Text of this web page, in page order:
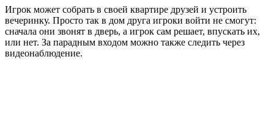
Игрок может собрать в своей квартире друзей и устроить
вечеринку. Просто так в дом друга игроки войти не смогут:
сначала они звонят в дверь, а игрок сам решает, впускать их,
или нет. За парадным входом можно также следить через
видеонаблюдение.